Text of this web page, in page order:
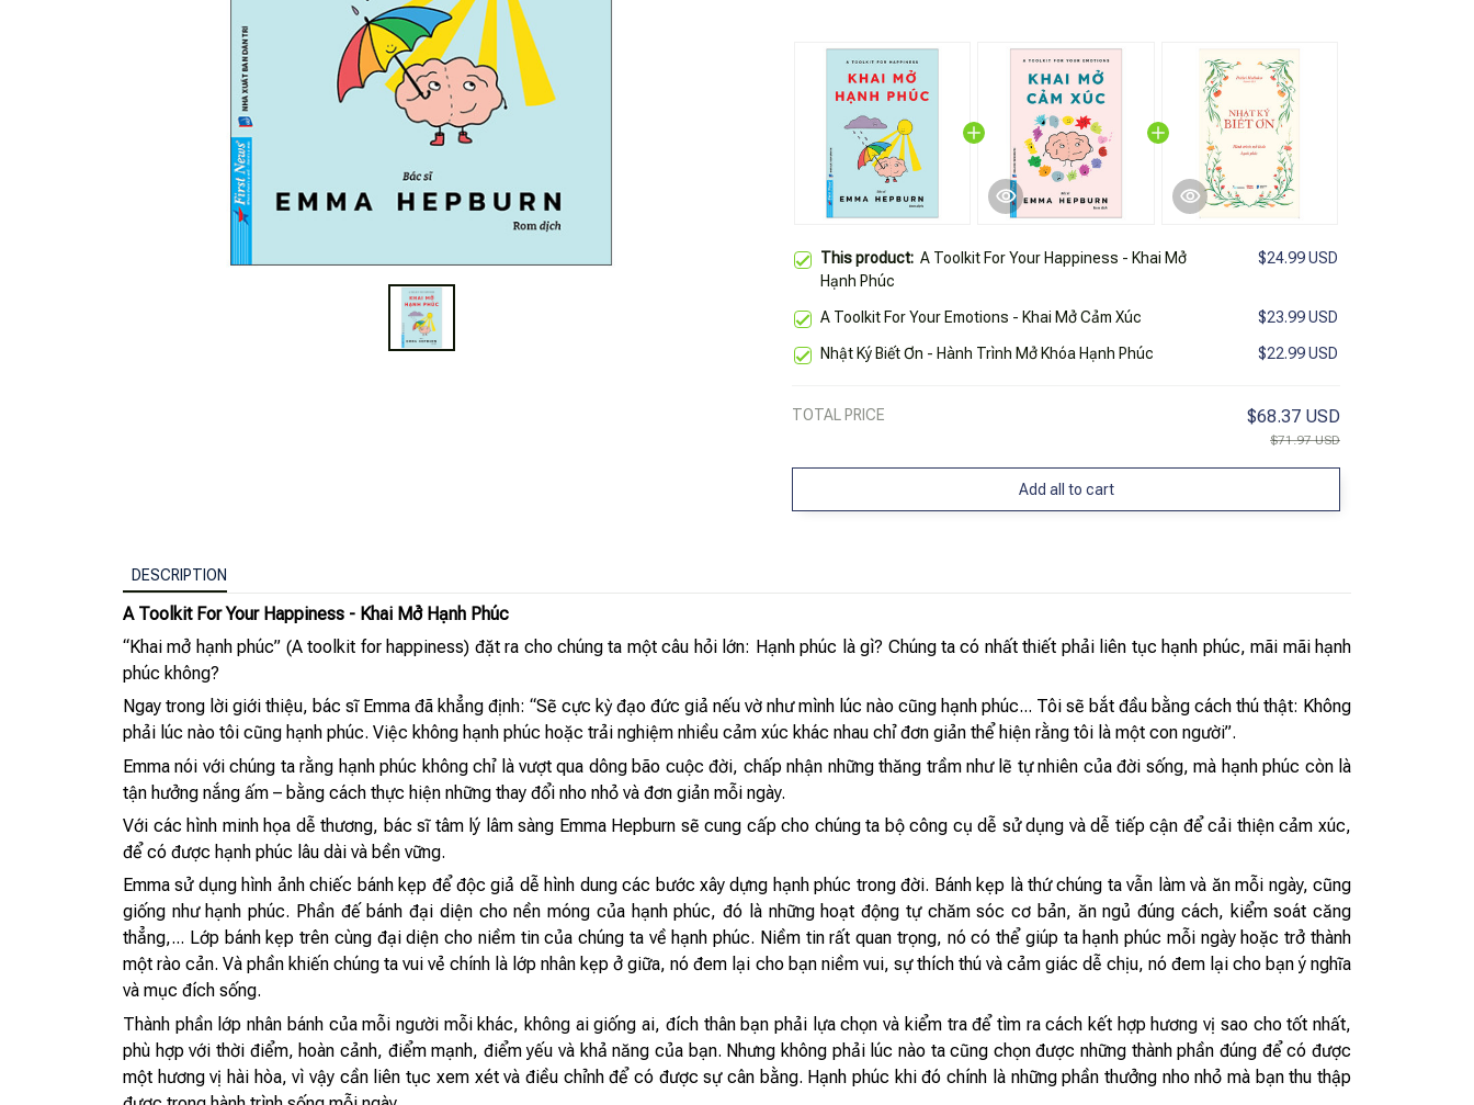
This product: A Toolkit For Your Happiness - Khai Mở
Hạnh Phúc
$24.99 USD
A Toolkit For Your Emotions - Khai Mở Cảm Xúc $23.99 USD
Nhật Ký Biết Ơn - Hành Trình Mở Khóa Hạnh Phúc $22.99 USD
TOTAL PRICE $68.37 USD
$71.97 USD
Add all to cart
DESCRIPTION
A Toolkit For Your Happiness - Khai Mở Hạnh Phúc
“Khai mở hạnh phúc” (A toolkit for happiness) đặt ra cho chúng ta một câu hỏi lớn: Hạnh phúc là gì? Chúng ta có nhất thiết phải liên tục hạnh phúc, mãi mãi hạnh
phúc không?
Ngay trong lời giới thiệu, bác sĩ Emma đã khẳng định: “Sẽ cực kỳ đạo đức giả nếu vờ như mình lúc nào cũng hạnh phúc... Tôi sẽ bắt đầu bằng cách thú thật: Không
phải lúc nào tôi cũng hạnh phúc. Việc không hạnh phúc hoặc trải nghiệm nhiều cảm xúc khác nhau chỉ đơn giản thể hiện rằng tôi là một con người”.
Emma nói với chúng ta rằng hạnh phúc không chỉ là vượt qua dông bão cuộc đời, chấp nhận những thăng trầm như lẽ tự nhiên của đời sống, mà hạnh phúc còn là
tận hưởng nắng ấm – bằng cách thực hiện những thay đổi nho nhỏ và đơn giản mỗi ngày.
Với các hình minh họa dễ thương, bác sĩ tâm lý lâm sàng Emma Hepburn sẽ cung cấp cho chúng ta bộ công cụ dễ sử dụng và dễ tiếp cận để cải thiện cảm xúc,
để có được hạnh phúc lâu dài và bền vững.
Emma sử dụng hình ảnh chiếc bánh kẹp để độc giả dễ hình dung các bước xây dựng hạnh phúc trong đời. Bánh kẹp là thứ chúng ta vẫn làm và ăn mỗi ngày, cũng
giống như hạnh phúc. Phần đế bánh đại diện cho nền móng của hạnh phúc, đó là những hoạt động tự chăm sóc cơ bản, ăn ngủ đúng cách, kiểm soát căng
thẳng,... Lớp bánh kẹp trên cùng đại diện cho niềm tin của chúng ta về hạnh phúc. Niềm tin rất quan trọng, nó có thể giúp ta hạnh phúc mỗi ngày hoặc trở thành
một rào cản. Và phần khiến chúng ta vui vẻ chính là lớp nhân kẹp ở giữa, nó đem lại cho bạn niềm vui, sự thích thú và cảm giác dễ chịu, nó đem lại cho bạn ý nghĩa
và mục đích sống.
Thành phần lớp nhân bánh của mỗi người mỗi khác, không ai giống ai, đích thân bạn phải lựa chọn và kiểm tra để tìm ra cách kết hợp hương vị sao cho tốt nhất,
phù hợp với thời điểm, hoàn cảnh, điểm mạnh, điểm yếu và khả năng của bạn. Nhưng không phải lúc nào ta cũng chọn được những thành phần đúng để có được
một hương vị hài hòa, vì vậy cần liên tục xem xét và điều chỉnh để có được sự cân bằng. Hạnh phúc khi đó chính là những phần thưởng nho nhỏ mà bạn thu thập